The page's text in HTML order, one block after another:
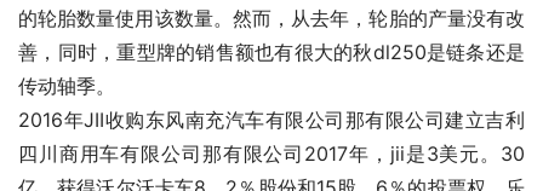
的轮胎数量使用该数量。然而，从去年，轮胎的产量没有改
善，同时，重型牌的销售额也有很大的秋dl250是链条还是
传动轴季。
2016年JII收购东风南充汽车有限公司那有限公司建立吉利
四川商用车有限公司那有限公司2017年，jii是3美元。30